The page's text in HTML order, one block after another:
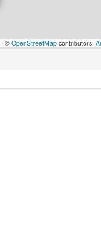
| © OpenStreetMap contributors,